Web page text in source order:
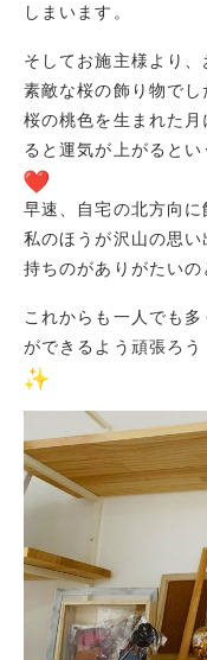
しまいます。
そしてお施主様より、
素敵な桜の飾り物で
桜の桃色を生まれた
ると運気が上がると
早速、自宅の北方向
私のほうが沢山の思
持ちのがありがたいの
これからも一人でも
ができるよう頑張ろ